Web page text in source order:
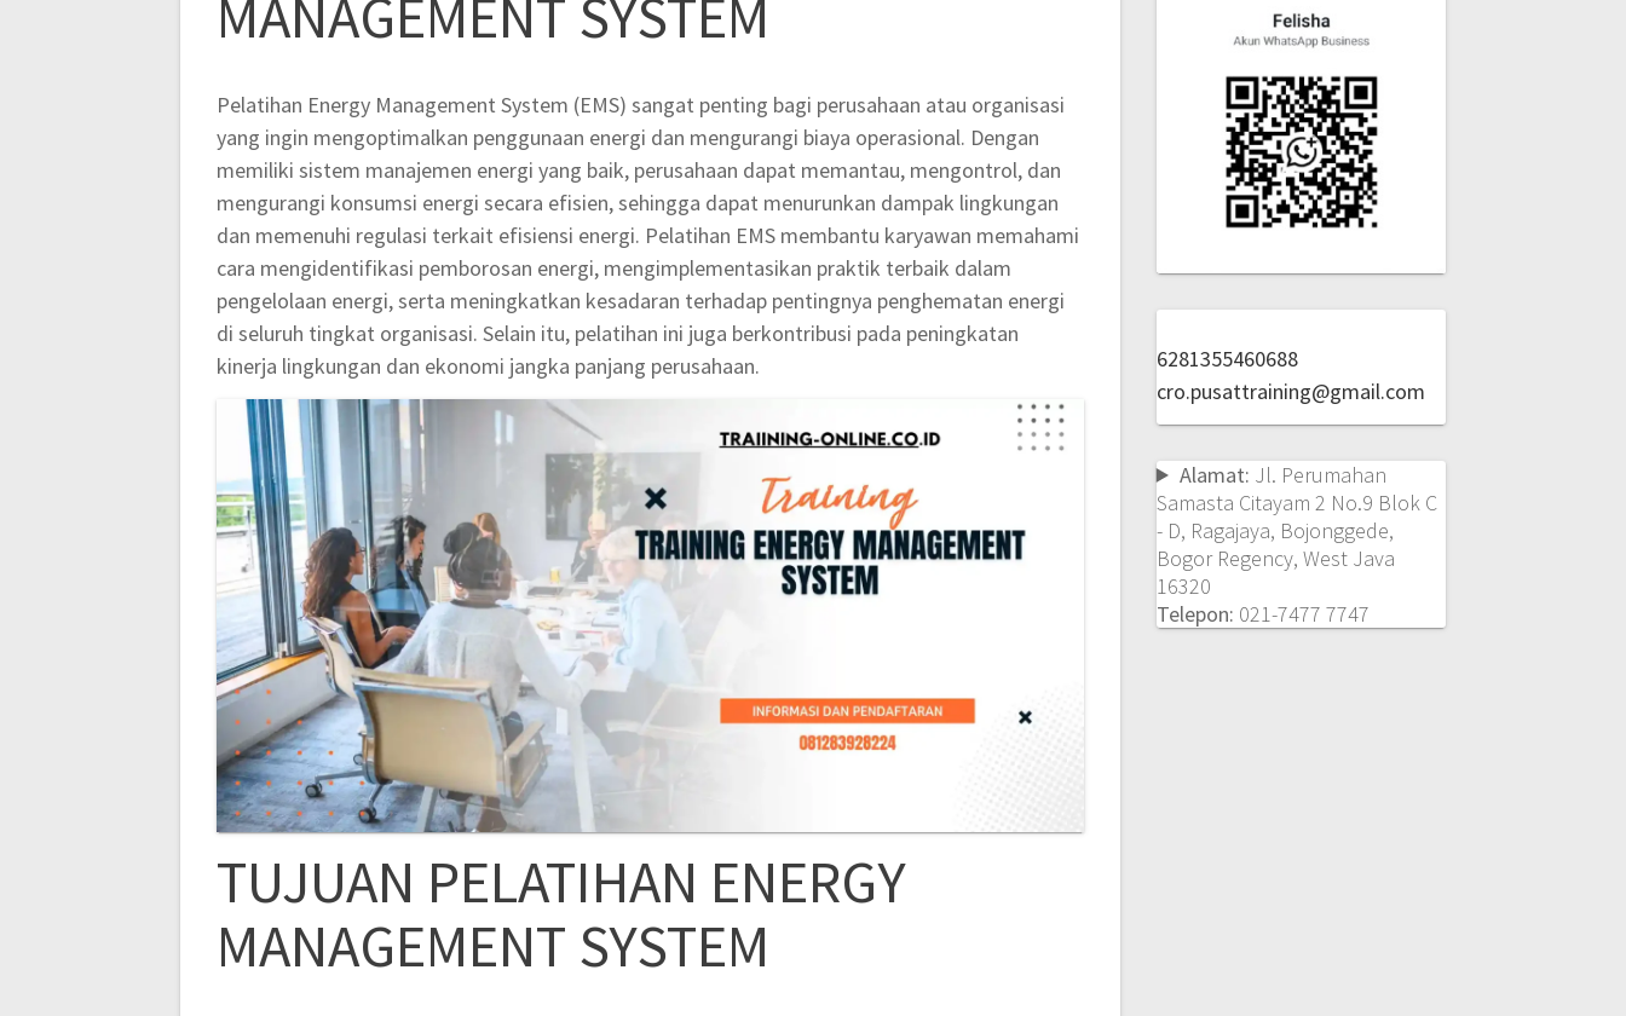
MANAGEMENT SYSTEM
Pelatihan Energy Management System (EMS) sangat penting bagi perusahaan atau organisasi
yang ingin mengoptimalkan penggunaan energi dan mengurangi biaya operasional. Dengan
memiliki sistem manajemen energi yang baik, perusahaan dapat memantau, mengontrol, dan
mengurangi konsumsi energi secara efisien, sehingga dapat menurunkan dampak lingkungan
dan memenuhi regulasi terkait efisiensi energi. Pelatihan EMS membantu karyawan memahami
cara mengidentifikasi pemborosan energi, mengimplementasikan praktik terbaik dalam
pengelolaan energi, serta meningkatkan kesadaran terhadap pentingnya penghematan energi
di seluruh tingkat organisasi. Selain itu, pelatihan ini juga berkontribusi pada peningkatan
kinerja lingkungan dan ekonomi jangka panjang perusahaan.
TUJUAN PELATIHAN ENERGY
MANAGEMENT SYSTEM
6281355460688
cro.pusattraining@gmail.com
Alamat: Jl. Perumahan
Samasta Citayam 2 No.9 Blok C
- D, Ragajaya, Bojonggede,
Bogor Regency, West Java
16320
Telepon: 021-7477 7747